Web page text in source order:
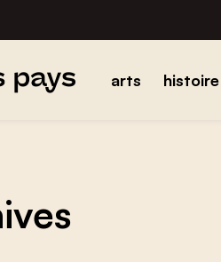
arts histoire